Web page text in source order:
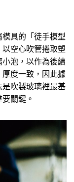
具的「徒手模型
空心吹管捲取塑
泡，以作為後續
度一致，因此據
吹製玻璃裡最基
關鍵。